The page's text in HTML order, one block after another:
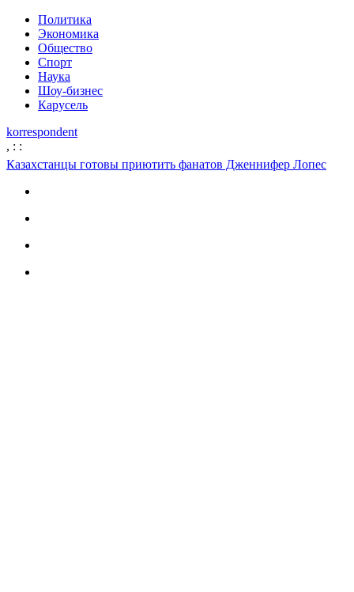
Политика
Экономика
Общество
Спорт
Наука
Шоу-бизнес
Карусель
korrespondent
, : :
Казахстанцы готовы приютить фанатов Дженнифер Лопес